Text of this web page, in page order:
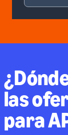
las
para